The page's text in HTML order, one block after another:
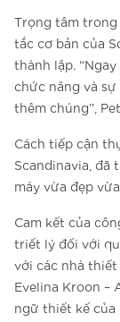
Trọng tâm
tắc cơ bản của
thành lập.
chức năng và
thêm chúng”,
Cách tiếp cận
Scandinavia, đã
máy vừa đẹp
Cam kết của
triết lý đối với
với các nhà thiết
Evelina Kroon –
ngữ thiết kế của